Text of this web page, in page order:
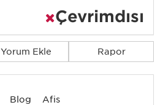
Çevrimdışı
Yorum Ekle Rapor
Blog Afiş